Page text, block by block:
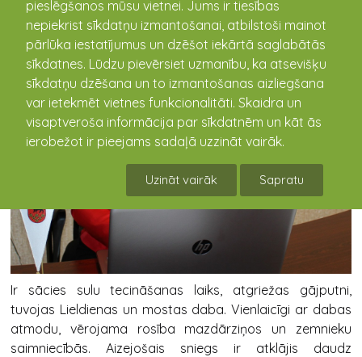
pieslēgšanos mūsu vietnei. Jums ir tiesības
nepiekrist sīkdatņu izmantošanai, atbilstoši mainot
pārlūka iestatījumus un dzēšot iekārtā saglabātās
sīkdatnes. Lūdzu pievērsiet uzmanību, ka atsevišķu
sīkdatņu dzēšana un to izmantošanas aizliegšana
var ietekmēt vietnes funkcionalitāti. Skaidra un
visaptveroša informācija par sīkdatnēm un kāt ās
ierobežot ir pieejams sadaļā uzzināt vairāk.
Uzināt vairāk Sapratu
Ir sācies sulu tecināšanas laiks, atgriežas gājputni,
tuvojas Lieldienas un mostas daba. Vienlaicīgi ar dabas
atmodu, vērojama rosība mazdārziņos un zemnieku
saimniecībās. Aizejošais sniegs ir atklājis daudz